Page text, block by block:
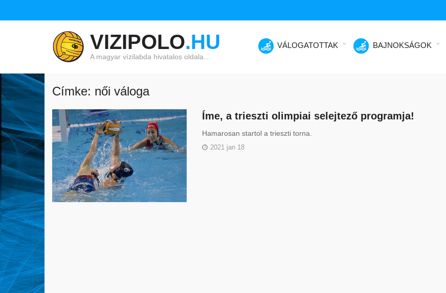
VIZIPOLO.HU
A magyar vízilabda hivatalos oldala…
VÁLOGATOTTAK BAJNOKSÁGOK
Címke: női váloga
Íme, a trieszti olimpiai selejtező programja!
Hamarosan startol a trieszti torna.
2021 jan 18